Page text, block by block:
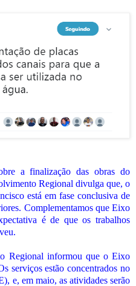
a finalização das obras do
Regional divulga que, o
está em fase conclusiva de
Complementamos que Eixo
é de que os trabalhos
Regional informou que o Eixo
serviços estão concentrados no
e, em maio, as atividades serão